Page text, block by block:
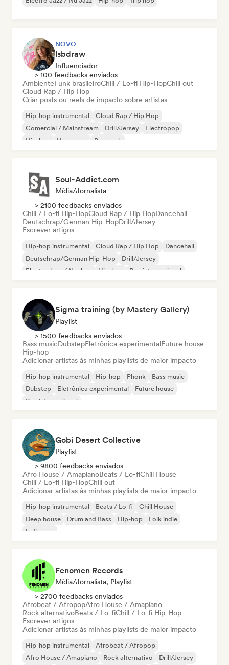
NOVO
lsbdraw
Influenciador
> 100 feedbacks enviados
AmbienteFunk brasileiroChill / Lo-fi Hip-HopChill out
Cloud Rap / Hip Hop
Criar posts ou reels de impacto sobre artistas
Hip-hop instrumental
Cloud Rap / Hip Hop
Comercial / Mainstream
Drill/Jersey
Electropop
Hip-hop
Hyperpop Pop rock
Soul-Addict.com
Mídia/Jornalista
> 2100 feedbacks enviados
Chill / Lo-fi Hip-HopCloud Rap / Hip HopDancehall
Deutschrap/German Hip-HopDrill/Jersey
Escrever artigos
Hip-hop instrumental Cloud Rap / Hip Hop
Dancehall
Deutschrap/German Hip-Hop
Drill/Jersey
Electro Jazz / Nu Jazz
Hip-hop Rap internacional
Sigma training (by Mastery Gallery)
Playlist
> 1500 feedbacks enviados
Bass musicDubstepEletrônica experimentalFuture house
Hip-hop
Adicionar artistas às minhas playlists de maior impacto
Hip-hop instrumental Hip-hop Phonk
Bass music
Dubstep
Eletrônica experimental
Future house
Rap internacional
Gobi Desert Collective
Playlist
> 9800 feedbacks enviados
Afro House / AmapianoBeats / Lo-fiChill House
Chill / Lo-fi Hip-HopChill out
Adicionar artistas às minhas playlists de maior impacto
Hip-hop instrumental Beats / Lo-fi
Chill House
Deep house
Drum and Bass Hip-hop
Folk indie
Indie pop
Fenomen Records
Mídia/Jornalista, Playlist
> 2700 feedbacks enviados
Afrobeat / AfropopAfro House / Amapiano
Rock alternativoBeats / Lo-fiChill / Lo-fi Hip-Hop
Escrever artigos
Adicionar artistas às minhas playlists de maior impacto
Hip-hop instrumental
Afrobeat / Afropop
Afro House / Amapiano
Rock alternativo
Drill/Jersey